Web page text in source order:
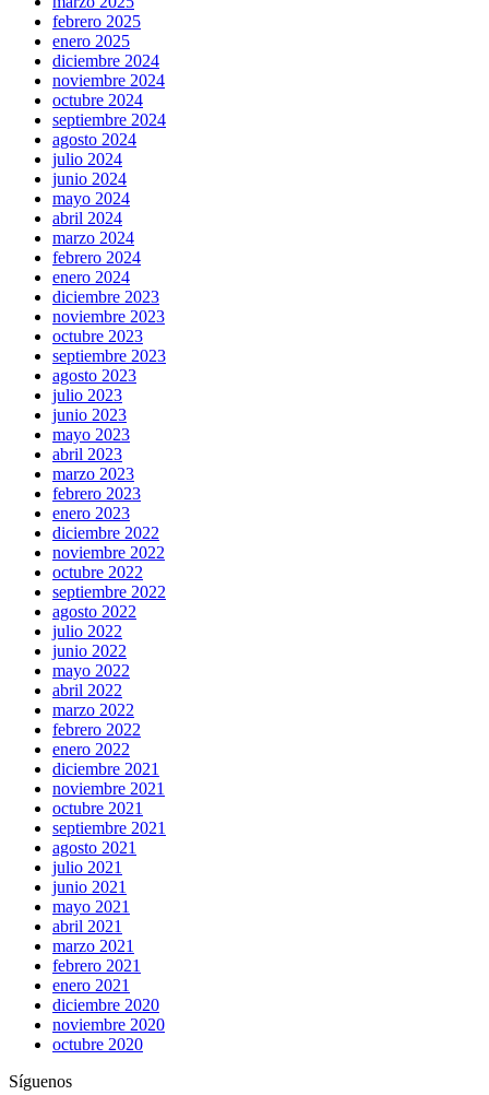
febrero 2025
enero 2025
diciembre 2024
noviembre 2024
octubre 2024
septiembre 2024
agosto 2024
julio 2024
junio 2024
mayo 2024
abril 2024
marzo 2024
febrero 2024
enero 2024
diciembre 2023
noviembre 2023
octubre 2023
septiembre 2023
agosto 2023
julio 2023
junio 2023
mayo 2023
abril 2023
marzo 2023
febrero 2023
enero 2023
diciembre 2022
noviembre 2022
octubre 2022
septiembre 2022
agosto 2022
julio 2022
junio 2022
mayo 2022
abril 2022
marzo 2022
febrero 2022
enero 2022
diciembre 2021
noviembre 2021
octubre 2021
septiembre 2021
agosto 2021
julio 2021
junio 2021
mayo 2021
abril 2021
marzo 2021
febrero 2021
enero 2021
diciembre 2020
noviembre 2020
octubre 2020
Síguenos